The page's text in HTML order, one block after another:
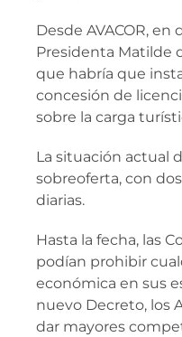
Desde AVACOR, en
Presidenta Matilde
que habría que
concesión de
sobre la carga
La situación actual
sobreoferta, con
diarias.
Hasta la fecha, las
podían prohibir
económica en sus
nuevo Decreto, los
dar mayores